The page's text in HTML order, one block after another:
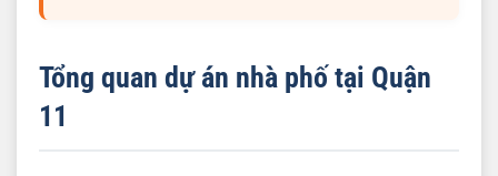
Tổng quan dự án nhà phố tại Quận
11